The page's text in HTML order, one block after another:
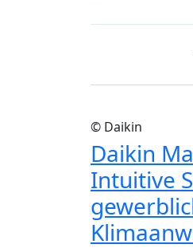
© Daikin
Daikin
Intuitive